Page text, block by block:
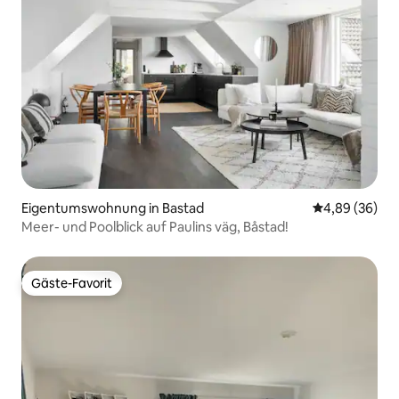
Eigentumswohnung in Bastad
4,89 (36)
Meer- und Poolblick auf Paulins väg, Båstad!
Gäste-Favorit
Gäste-Favorit